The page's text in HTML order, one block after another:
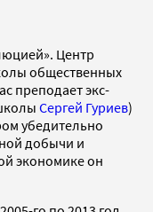
Центр
общественных
преподает экс-
Сергей Гуриев)
убедительно
добычи и
экономике он